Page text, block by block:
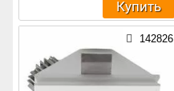
Купить
142826